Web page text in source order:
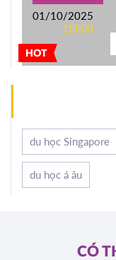
HOT
01/10/2025
10h00
du học Singapore
du học á âu
CÓ